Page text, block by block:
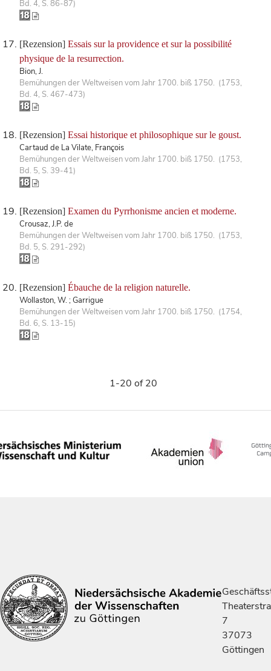
Bd. 4, S. 86-87)
[Rezension] Essais sur la providence et sur la possibilité
physique de la resurrection.
Bion, J.
Bemühungen der Weltweisen vom Jahr 1700. biß 1750. (1753,
Bd. 4, S. 467-473)
[Rezension] Essai historique et philosophique sur le goust.
Cartaud de La Vilate, François
Bemühungen der Weltweisen vom Jahr 1700. biß 1750. (1753,
Bd. 5, S. 39-41)
[Rezension] Examen du Pyrrhonisme ancien et moderne.
Crousaz, J.P. de
Bemühungen der Weltweisen vom Jahr 1700. biß 1750. (1753,
Bd. 5, S. 291-292)
[Rezension] Ébauche de la religion naturelle.
Wollaston, W. ; Garrigue
Bemühungen der Weltweisen vom Jahr 1700. biß 1750. (1754,
Bd. 6, S. 13-15)
1-20 of 20
7
37073
Göttingen